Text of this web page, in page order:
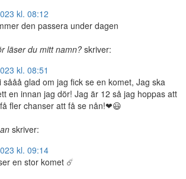
kl. 08:12
den passera under dagen
läser du mitt namn? skriver:
kl. 08:51
sååå glad om jag fick se en komet, Jag ska
en innan jag dör! Jag är 12 så jag hoppas att
fler chanser att få se nån!❤😃
skriver:
kl. 09:14
en stor komet ☄️